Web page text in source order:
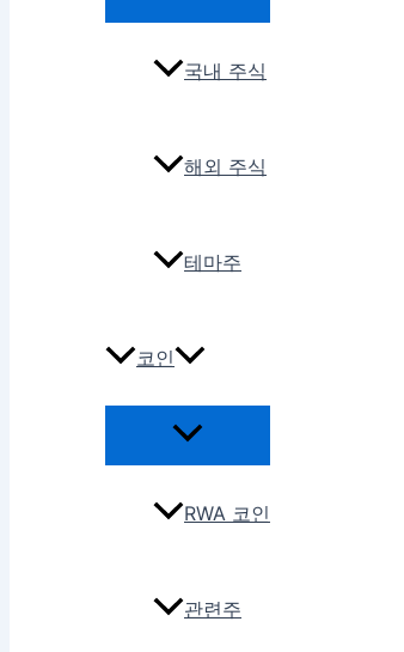
국내 주식
해외 주식
테마주
코인
RWA 코인
관련주